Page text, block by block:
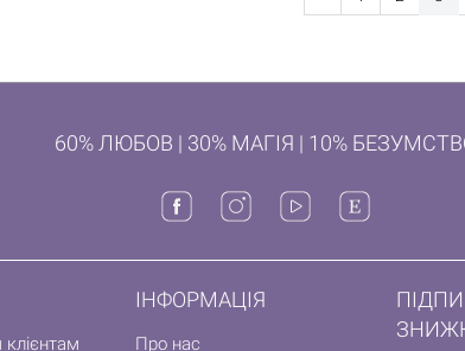
60% ЛЮБОВ | 30% МАГІЯ | 10%
ІНФОРМАЦІЯ
Про нас